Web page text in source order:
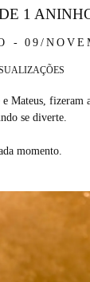
09/
1
Mateus, fizeram
se diverte.
momento.